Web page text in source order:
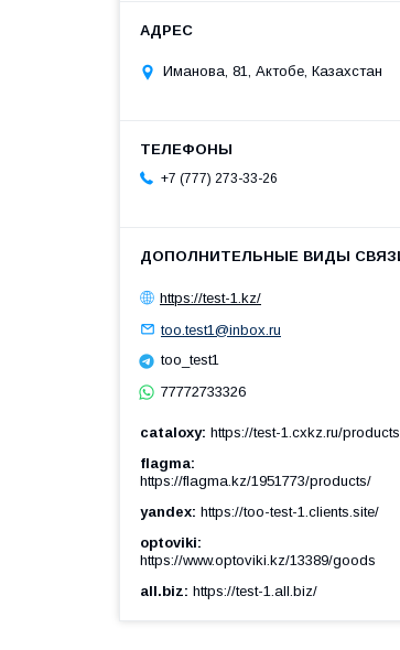
Иманова, 81, Актобе, Казахстан
+7 (777) 273-33-26
https://test-1.kz/
too.test1@inbox.ru
too_test1
77772733326
cataloxy https://test-1.cxkz.ru/products
flagma
https://flagma.kz/1951773/products/
yandex https://too-test-1.clients.site/
optoviki
https://www.optoviki.kz/13389/goods
all.biz https://test-1.all.biz/